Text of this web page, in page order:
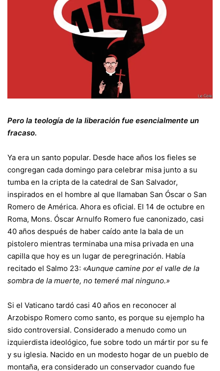
Pero la teología de la liberación fue esencialmente un
fracaso.
Ya era un santo popular. Desde hace años los fieles se
congregan cada domingo para celebrar misa junto a su
tumba en la cripta de la catedral de San Salvador,
inspirados en el hombre al que llamaban San Óscar o San
Romero de América. Ahora es oficial. El 14 de octubre en
Roma, Mons. Óscar Arnulfo Romero fue canonizado, casi
40 años después de haber caído ante la bala de un
pistolero mientras terminaba una misa privada en una
capilla que hoy es un lugar de peregrinación. Había
recitado el Salmo 23: «Aunque camine por el valle de la
sombra de la muerte, no temeré mal ninguno.»
Si el Vaticano tardó casi 40 años en reconocer al
Arzobispo Romero como santo, es porque su ejemplo ha
sido controversial. Considerado a menudo como un
izquierdista ideológico, fue sobre todo un mártir por su fe
y su iglesia. Nacido en un modesto hogar de un pueblo de
montaña, era considerado un conservador cuando fue